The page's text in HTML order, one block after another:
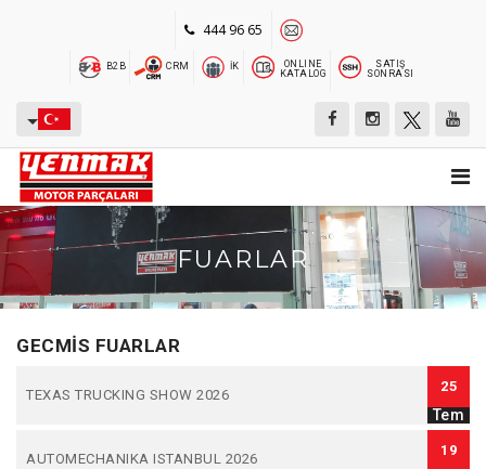
444 96 65
B2B CRM İK
ONLINE
KATALOG
SATIŞ
SONRASI
FUARLAR
GECMIS FUARLAR
TEXAS TRUCKING SHOW 2026
25
Tem
AUTOMECHANIKA ISTANBUL 2026
19